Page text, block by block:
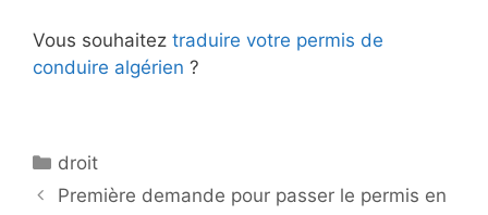
Vous souhaitez traduire votre permis de
conduire algérien ?
Catégories
droit
Première demande pour passer le permis en